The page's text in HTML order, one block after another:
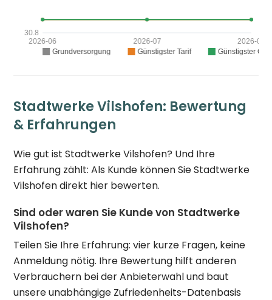
Stadtwerke Vilshofen: Bewertung
& Erfahrungen
Wie gut ist Stadtwerke Vilshofen? Und Ihre
Erfahrung zählt: Als Kunde können Sie Stadtwerke
Vilshofen direkt hier bewerten.
Sind oder waren Sie Kunde von Stadtwerke
Vilshofen?
Teilen Sie Ihre Erfahrung: vier kurze Fragen, keine
Anmeldung nötig. Ihre Bewertung hilft anderen
Verbrauchern bei der Anbieterwahl und baut
unsere unabhängige Zufriedenheits-Datenbasis